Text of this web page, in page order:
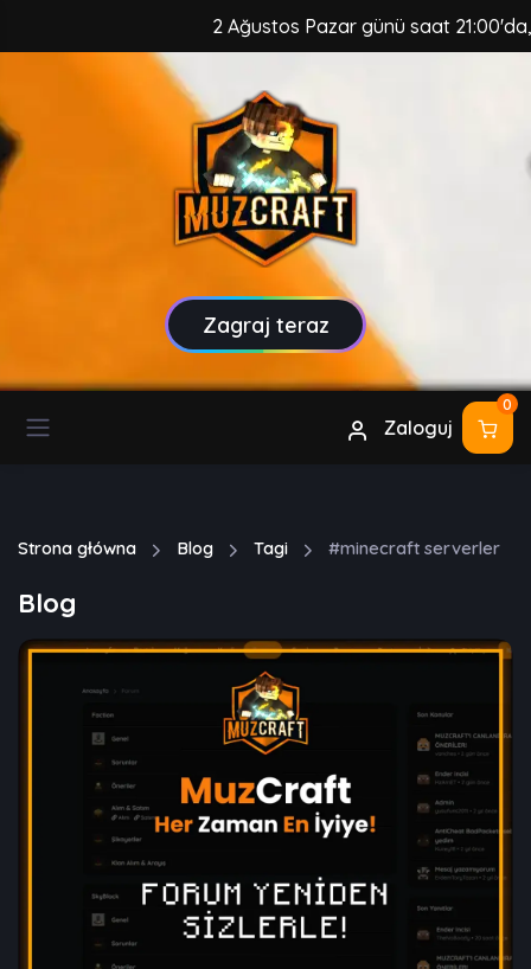
2 Ağustos Pazar günü saat 21:00'da,
Zagraj teraz
Zaloguj
0
Strona główna Blog Tagi #minecraft serverler
Blog